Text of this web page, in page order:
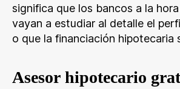
significa que los bancos a la
vayan a estudiar al detalle el
o que la financiación hipotecaria
Asesor hipotecario